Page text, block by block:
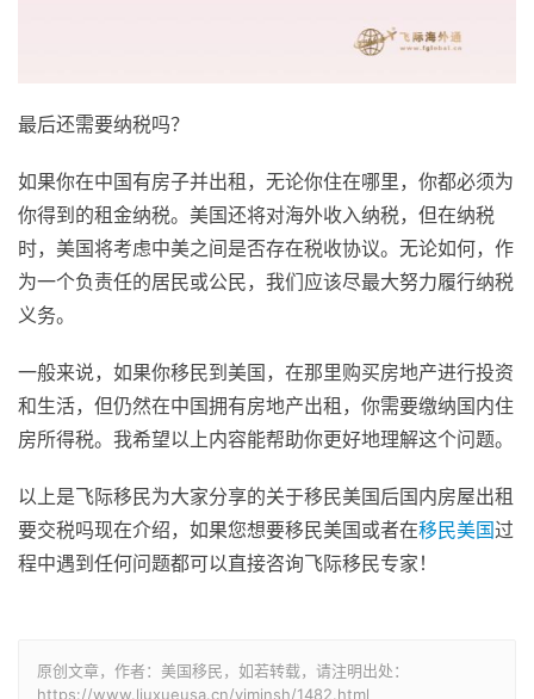
最后还需要纳税吗？
如果你在中国有房子并出租，无论你住在哪里，你都必须为
你得到的租金纳税。美国还将对海外收入纳税，但在纳税
时，美国将考虑中美之间是否存在税收协议。无论如何，作
为一个负责任的居民或公民，我们应该尽最大努力履行纳税
义务。
一般来说，如果你移民到美国，在那里购买房地产进行投资
和生活，但仍然在中国拥有房地产出租，你需要缴纳国内住
房所得税。我希望以上内容能帮助你更好地理解这个问题。
以上是飞际移民为大家分享的关于移民美国后国内房屋出租
要交税吗现在介绍，如果您想要移民美国或者在移民美国过
程中遇到任何问题都可以直接咨询飞际移民专家！
原创文章，作者：美国移民，如若转载，请注明出处：
https://www.liuxueusa.cn/yiminsh/1482.html